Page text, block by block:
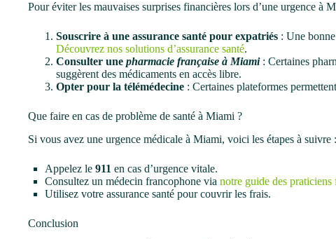
Pour éviter les mauvaises surprises financières lors d’une urgence à
Souscrire à une assurance santé pour expatriés : Une
Découvrez nos solutions d’assurance santé.
Consulter une pharmacie française à Miami: Certaines
suggèrent des médicaments en accès libre.
Opter pour la télémédecine : Certaines plateformes
Que faire en cas de problème de santé à Miami ?
Si vous avez une urgence médicale à Miami, voici les étapes à suivre :
Appelez le 911 en cas d’urgence vitale.
Consultez un médecin francophone via notre guide des praticiens
Utilisez votre assurance santé pour couvrir les frais.
Conclusion